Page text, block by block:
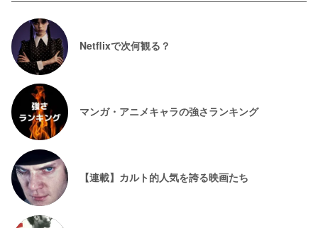
Netflixで次何観る？
マンガ・アニメキャラの強さランキング
【連載】カルト的人気を誇る映画たち